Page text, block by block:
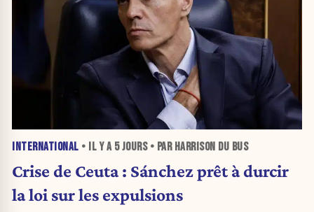
INTERNATIONAL • IL Y A 5 JOURS• PAR HARRISON DU BUS
Crise de Ceuta : Sánchez prêt à durcir
la loi sur les expulsions